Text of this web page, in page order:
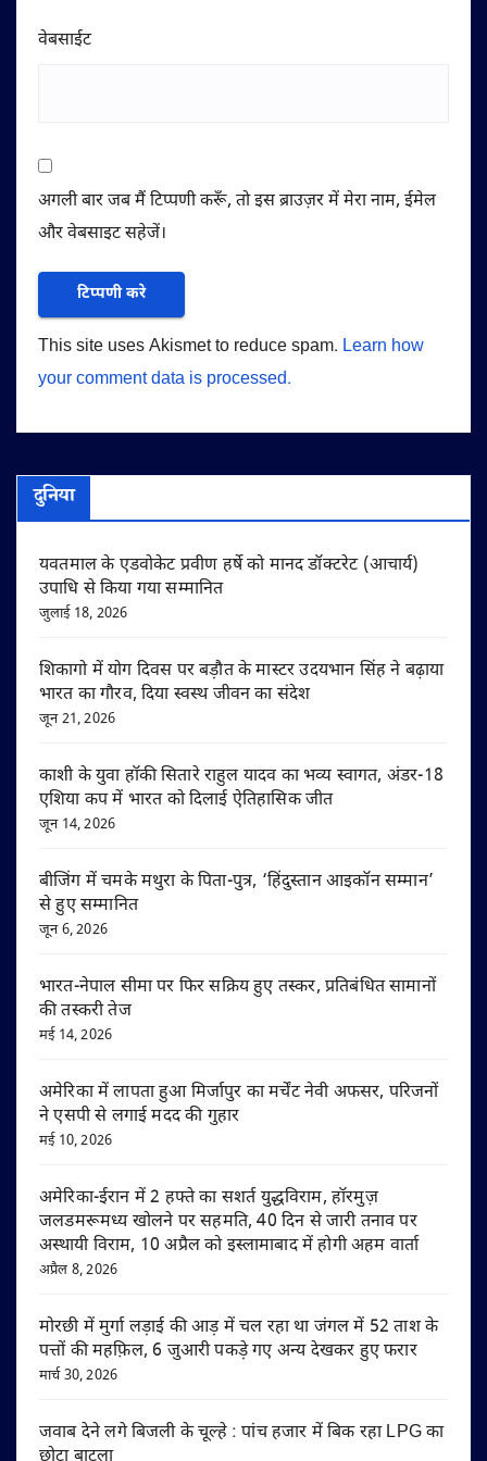
वेबसाईट
अगली बार जब मैं टिप्पणी करूँ, तो इस ब्राउज़र में मेरा नाम, ईमेल
और वेबसाइट सहेजें।
This site uses Akismet to reduce spam. Learn how
your comment data is processed.
दुनिया
यवतमाल के एडवोकेट प्रवीण हर्षे को मानद डॉक्टरेट (आचार्य)
उपाधि से किया गया सम्मानित
जुलाई 18, 2026
शिकागो में योग दिवस पर बड़ौत के मास्टर उदयभान सिंह ने बढ़ाया
भारत का गौरव, दिया स्वस्थ जीवन का संदेश
जून 21, 2026
काशी के युवा हॉकी सितारे राहुल यादव का भव्य स्वागत, अंडर-18
एशिया कप में भारत को दिलाई ऐतिहासिक जीत
जून 14, 2026
बीजिंग में चमके मथुरा के पिता-पुत्र, ‘हिंदुस्तान आइकॉन सम्मान’
से हुए सम्मानित
जून 6, 2026
भारत-नेपाल सीमा पर फिर सक्रिय हुए तस्कर, प्रतिबंधित सामानों
की तस्करी तेज
मई 14, 2026
अमेरिका में लापता हुआ मिर्जापुर का मर्चेंट नेवी अफसर, परिजनों
ने एसपी से लगाई मदद की गुहार
मई 10, 2026
अमेरिका-ईरान में 2 हफ्ते का सशर्त युद्धविराम, हॉरमुज़
जलडमरूमध्य खोलने पर सहमति, 40 दिन से जारी तनाव पर
अस्थायी विराम, 10 अप्रैल को इस्लामाबाद में होगी अहम वार्ता
अप्रैल 8, 2026
मोरछी में मुर्गा लड़ाई की आड़ में चल रहा था जंगल में 52 ताश के
पत्तों की महफ़िल, 6 जुआरी पकड़े गए अन्य देखकर हुए फरार
मार्च 30, 2026
जवाब देने लगे बिजली के चूल्हे : पांच हजार में बिक रहा LPG का